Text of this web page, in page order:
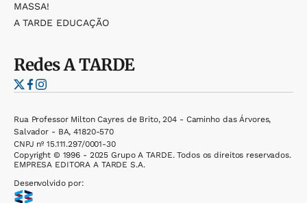
MASSA!
A TARDE EDUCAÇÃO
RedesA TARDE
Rua Professor Milton Cayres de Brito, 204 - Caminho das Árvores,
Salvador - BA, 41820-570
CNPJ nº 15.111.297/0001-30
Copyright © 1996 - 2025 Grupo A TARDE. Todos os direitos reservados.
EMPRESA EDITORA A TARDE S.A.
Desenvolvido por: